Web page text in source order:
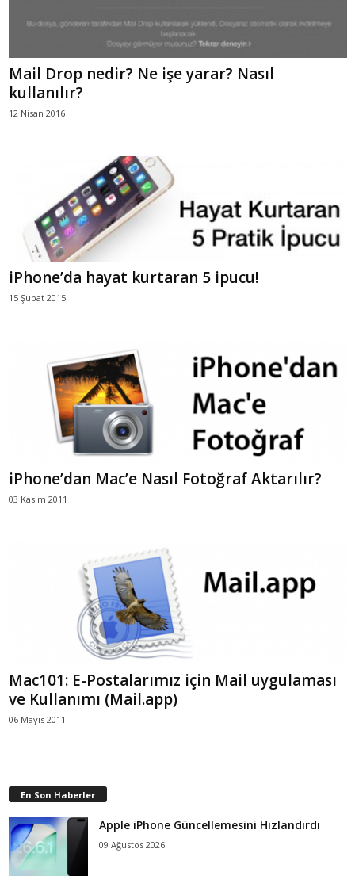
Mail Drop nedir? Ne işe yarar? Nasıl
kullanılır?
12 Nisan 2016
iPhone’da hayat kurtaran 5 ipucu!
15 Şubat 2015
iPhone’dan Mac’e Nasıl Fotoğraf Aktarılır?
03 Kasım 2011
Mac101: E-Postalarımız için Mail uygulaması
ve Kullanımı (Mail.app)
06 Mayıs 2011
En Son Haberler
Apple iPhone Güncellemesini Hızlandırdı
09 Ağustos 2026